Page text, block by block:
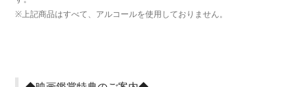
※上記商品はすべて、アルコールを使用しておりません。